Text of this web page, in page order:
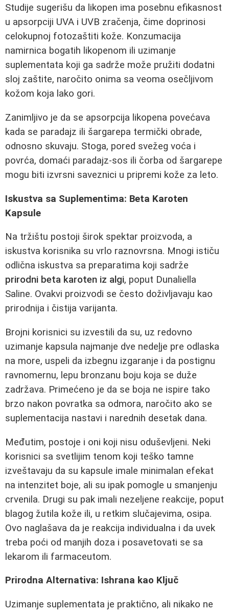
Studije sugerišu da likopen ima posebnu efikasnost
u apsorpciji UVA i UVB zračenja, čime doprinosi
celokupnoj fotozaštiti kože. Konzumacija
namirnica bogatih likopenom ili uzimanje
suplementata koji ga sadrže može pružiti dodatni
sloj zaštite, naročito onima sa veoma osečljivom
kožom koja lako gori.
Zanimljivo je da se apsorpcija likopena povećava
kada se paradajz ili šargarepa termički obrade,
odnosno skuvaju. Stoga, pored svežeg voća i
povrća, domaći paradajz-sos ili čorba od šargarepe
mogu biti izvrsni saveznici u pripremi kože za leto.
Iskustva sa Suplementima: Beta Karoten
Kapsule
Na tržištu postoji širok spektar proizvoda, a
iskustva korisnika su vrlo raznovrsna. Mnogi ističu
odlična iskustva sa preparatima koji sadrže
prirodni beta karoten iz algi, poput Dunaliella
Saline. Ovakvi proizvodi se često doživljavaju kao
prirodnija i čistija varijanta.
Brojni korisnici su izvestili da su, uz redovno
uzimanje kapsula najmanje dve nedeļje pre odlaska
na more, uspeli da izbegnu izgaranje i da postignu
ravnomernu, lepu bronzanu boju koja se duže
zadržava. Primećeno je da se boja ne ispire tako
brzo nakon povratka sa odmora, naročito ako se
suplementacija nastavi i narednih desetak dana.
Međutim, postoje i oni koji nisu oduševljeni. Neki
korisnici sa svetlijim tenom koji teško tamne
izveštavaju da su kapsule imale minimalan efekat
na intenzitet boje, ali su ipak pomogle u smanjenju
crvenila. Drugi su pak imali nezeljene reakcije, poput
blagog žutila kože ili, u retkim slučajevima, osipa.
Ovo naglašava da je reakcija individualna i da uvek
treba poći od manjih doza i posavetovati se sa
lekarom ili farmaceutom.
Prirodna Alternativa: Ishrana kao Ključ
Uzimanje suplementata je praktično, ali nikako ne